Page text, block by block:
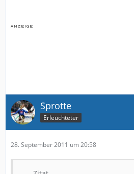
Sprotte
Erleuchteter
28. September 2011 um 20:58